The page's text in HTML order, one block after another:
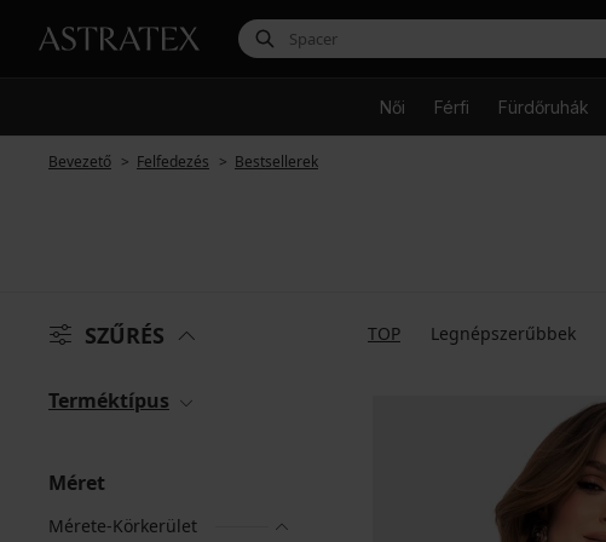
Női Férfi Fürdőruhák
Bevezető Felfedezés Bestsellerek
SZŰRÉS TOP Legnépszerűbbek
Terméktípus
Méret
Mérete-Körkerület